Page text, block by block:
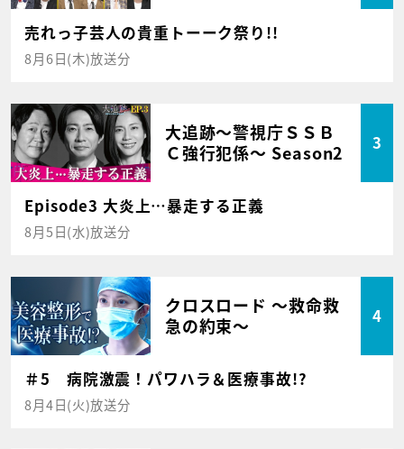
売れっ子芸人の貴重トーーク祭り!!
8月6日(木)放送分
大追跡～警視庁ＳＳＢ
Ｃ強行犯係～ Season2
3
Episode3 大炎上…暴走する正義
8月5日(水)放送分
クロスロード ～救命救
急の約束～
4
＃5 病院激震！パワハラ＆医療事故!?
8月4日(火)放送分